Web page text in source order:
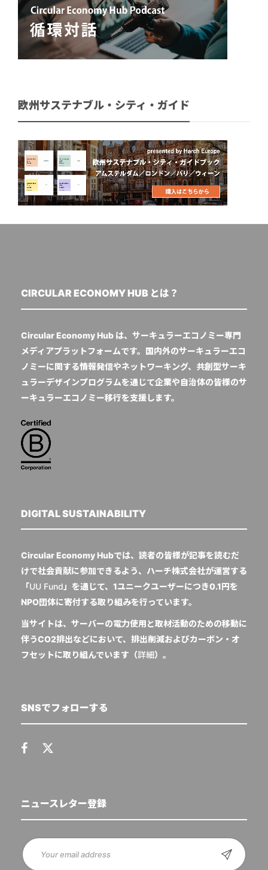
欧州サステナブル・シティ・ガイド
CIRCULAR ECONOMY HUB とは？
Circular Economy Hub は、サーキュラーエコノミー専門
メディアプラットフォームです。国内外のサーキュラーエコ
ノミーに関する情報発信やネットワーキング、共創型サーキ
ュラーデザインプログラムを通じて企業や自治体の皆様のサ
ーキュラーエコノミー移行を支援します。
DIGITAL SUSTAINABILITY
Circular Economy Hubでは、読者の皆様が記事を読むだ
けで社会貢献に参加できるよう、ハーチ株式会社が運営する
「UU Fund」を通じて、1ユニークユーザーにつき0.1円を
NPO団体に寄付する取り組みを行っています。
当サイトは、サーバーの電力使用と取材活動のための移動に
伴うCO2排出などにおいて、排出削減およびカーボン・オ
フセットに取り組んでいます（詳細）。
SNSでフォローする
ニュースレター登録